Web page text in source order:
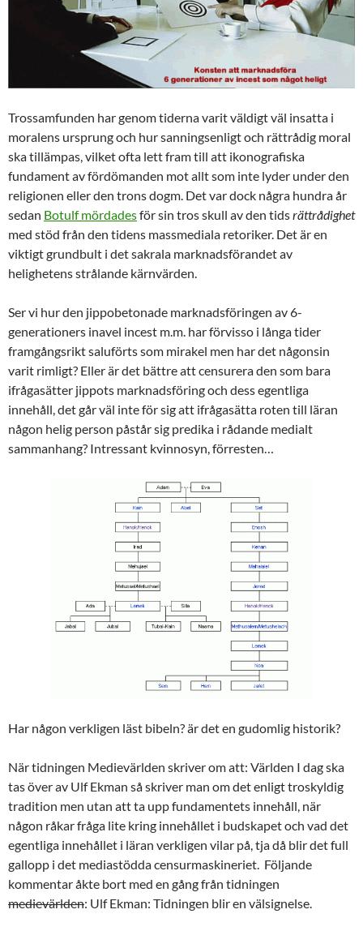
Trossamfunden har genom tiderna varit väldigt väl insatta i
moralens ursprung och hur sanningsenligt och rättrådig moral
ska tillämpas, vilket ofta lett fram till att ikonografiska
fundament av fördömanden mot allt som inte lyder under den
religionen eller den trons dogm. Det var dock några hundra år
sedan Botulf mördadesför sin tros skull av den tidsrättrådighet
med stöd från den tidens massmediala retoriker. Det är en
viktigt grundbult i det sakrala marknadsförandet av
helighetens strålande kärnvärden.
Ser vi hur den jippobetonade marknadsföringen av 6-
generationers inavel incest m.m. har förvisso i långa tider
framgångsrikt saluförts som mirakel men har det någonsin
varit rimligt? Eller är det bättre att censurera den som bara
ifrågasätter jippots marknadsföring och dess egentliga
innehåll, det går väl inte för sig att ifrågasätta roten till läran
någon helig person påstår sig predika i rådande medialt
sammanhang? Intressant kvinnosyn, förresten…
Har någon verkligen läst bibeln? är det en gudomlig historik?
När tidningen Medievärlden skriver om att: Världen I dag ska
tas över av Ulf Ekman så skriver man om det enligt troskyldig
tradition men utan att ta upp fundamentets innehåll, när
någon råkar fråga lite kring innehållet i budskapet och vad det
egentliga innehållet i läran verkligen vilar på, tja då blir det full
gallopp i det mediastödda censurmaskineriet. Följande
kommentar åkte bort med en gång från tidningen
medievärlden: Ulf Ekman: Tidningen blir en välsignelse.